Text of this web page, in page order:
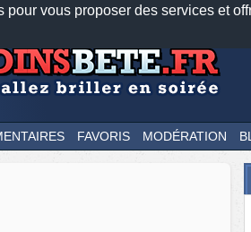
vous proposer des services et
mobiles Newsletter
FAVORIS MODÉRATION